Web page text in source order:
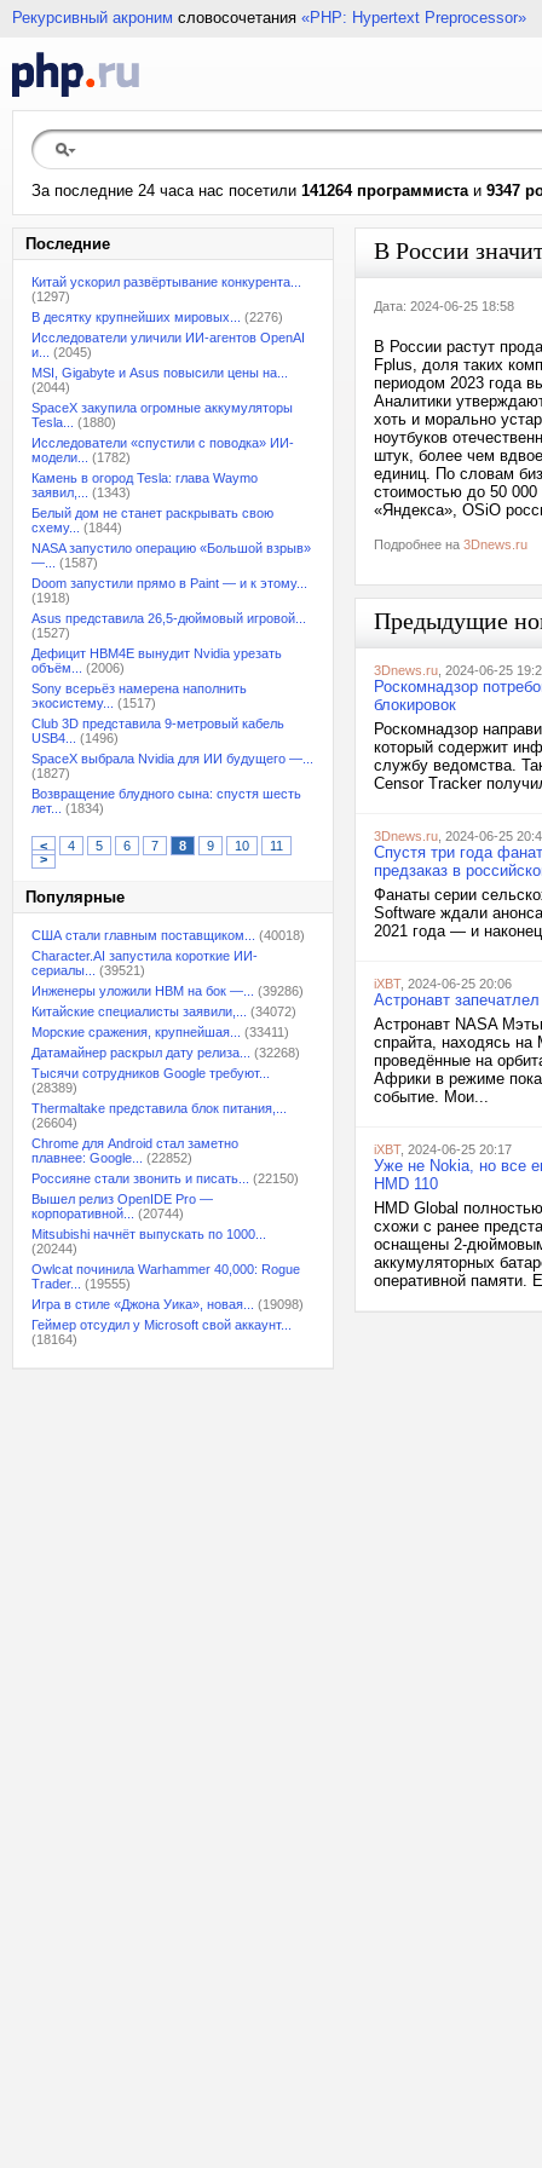
Рекурсивный акроним словосочетания «PHP: Hypertext Preprocessor»
За последние 24 часа нас посетили 141264 программистаи 9347
Последние
Китай ускорил развёртывание конкурента...
(1297)
В десятку крупнейших мировых...
(2276)
Исследователи уличили ИИ-агентов OpenAI
и...
(2045)
MSI, Gigabyte и Asus повысили цены на...
(2044)
SpaceX закупила огромные аккумуляторы
Tesla...
(1880)
Исследователи «спустили с поводка» ИИ-
модели...
(1782)
Камень в огород Tesla: глава Waymo
заявил,...
(1343)
Белый дом не станет раскрывать свою
схему...
(1844)
NASA запустило операцию «Большой взрыв»
—...
(1587)
Doom запустили прямо в Paint — и к этому...
(1918)
Asus представила 26,5-дюймовый игровой...
(1527)
Дефицит HBM4E вынудит Nvidia урезать
объём...
(2006)
Sony всерьёз намерена наполнить
экосистему...
(1517)
Club 3D представила 9-метровый кабель
USB4...
(1496)
SpaceX выбрала Nvidia для ИИ будущего —...
(1827)
Возвращение блудного сына: спустя шесть
лет...
(1834)
< 4 5 6 7 8 9 10
11
>
Популярные
США стали главным поставщиком...
(40018)
Character.AI запустила короткие ИИ-
сериалы...
(39521)
Инженеры уложили HBM на бок —...
(39286)
Китайские специалисты заявили,...
(34072)
Морские сражения, крупнейшая...
(33411)
Датамайнер раскрыл дату релиза...
(32268)
Тысячи сотрудников Google требуют...
(28389)
Thermaltake представила блок питания,...
(26604)
Chrome для Android стал заметно
плавнее: Google...
(22852)
Россияне стали звонить и писать...
(22150)
Вышел релиз OpenIDE Pro —
корпоративной...
(20744)
Mitsubishi начнёт выпускать по 1000...
(20244)
Owlcat починила Warhammer 40,000: Rogue
Trader...
(19555)
Игра в стиле «Джона Уика», новая...
(19098)
Геймер отсудил у Microsoft свой аккаунт...
(18164)
В России
Дата: 2024-06-25 18:58
В России растут
Fplus, доля таких
периодом 2023 года
Аналитики
хоть и морально
ноутбуков
штук, более чем
единиц. По словам
стоимостью до 50
«Яндекса», OSiO
Подробнее на 3Dnews.ru
Предыдущие
3Dnews.ru , 2024-06-25
Роскомнадзор
блокировок
Роскомнадзор
который содержит
службу ведомства.
Censor Tracker
3Dnews.ru , 2024-06-25
Спустя три года
предзаказ в
Фанаты серии
Software ждали
2021 года — и
iXBT, 2024-06-25 20:06
Астронавт
Астронавт NASA
спрайта, находясь
проведённые на
Африки в режиме
событие. Мои...
iXBT, 2024-06-25 20:17
Уже не Nokia, но все
HMD 110
HMD Global
схожи с ранее
оснащены 2-
аккумуляторных
оперативной памяти.